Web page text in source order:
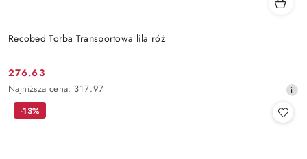
Recobed Torba Transportowa lila róż
Cena
promocyjna:
276.63
Najniższa
cena
Najniższa cena: 317.97
-13%